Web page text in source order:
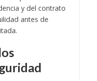
y del contrato
antes de